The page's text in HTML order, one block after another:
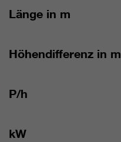
Länge in m
Höhendifferenz in m
P/h
kW